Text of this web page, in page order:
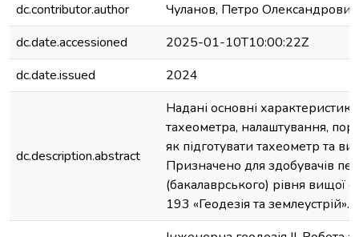
dc.contributor.author
Чуланов, Петро Олександрович
dc.date.accessioned
2025-01-10T10:00:22Z
dc.date.issued
2024
dc.description.abstract
Надані основні
тахеометра, налаштування,
як підготувати тахеометр та
Призначено для здобувачів
(бакалаврського) рівня вищої
193 «Геодезія та землеустрій».